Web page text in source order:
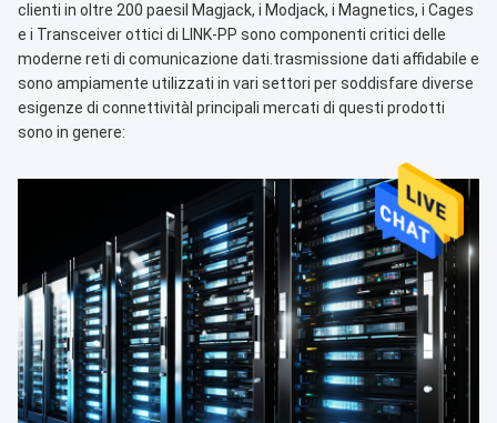
clienti in oltre 200 paesiI Magjack, i Modjack, i Magnetics, i Cages
e i Transceiver ottici di LINK-PP sono componenti critici delle
moderne reti di comunicazione dati.trasmissione dati affidabile e
sono ampiamente utilizzati in vari settori per soddisfare diverse
esigenze di connettivitàI principali mercati di questi prodotti
sono in genere: